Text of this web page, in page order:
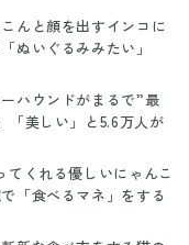
んと顔を出すインコに
ぬいぐるみみたい」
ハウンドがまるで”最
「美しい」と5.6万人が
てくれる優しいにゃんこ
「食べるマネ」をする